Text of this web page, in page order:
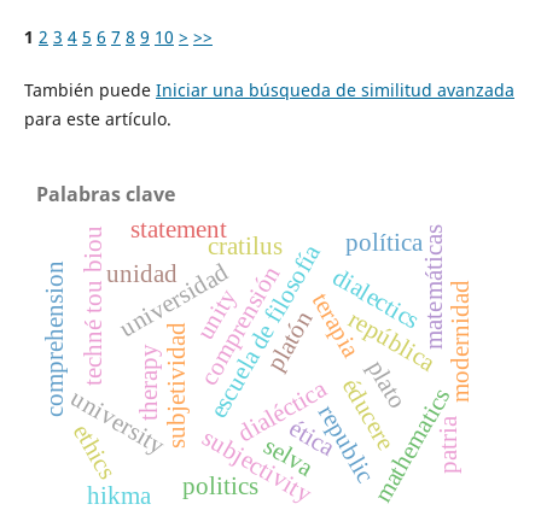
1 2 3 4 5 6 7 8 9 10 > >>
También puede Iniciar una búsqueda de similitud avanzada
para este artículo.
Palabras clave
universidadescuela de filosofía
techné tou biou terapia
éducere
subjetividad
university
therapy
subjectivity
platón república
matemáticas
dialéctica
unidad
plato
republicmathematics
dialectics
unity modernidad
comprensión
ética
política
comprehension
ethics
politics
patria
selva
hikma
cratilus
statement